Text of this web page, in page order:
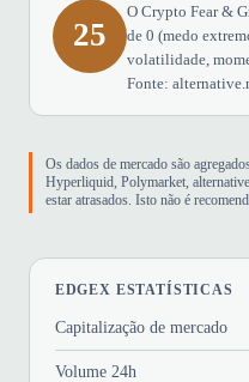
25
O Crypto Fear &
de 0 (medo
volatilidade,
Fonte:
Os dados de mercado são
Hyperliquid, Polymarket,
estar atrasados. Isto não é
EDGEX ESTATÍSTICAS
Capitalização de mercado
Volume 24h